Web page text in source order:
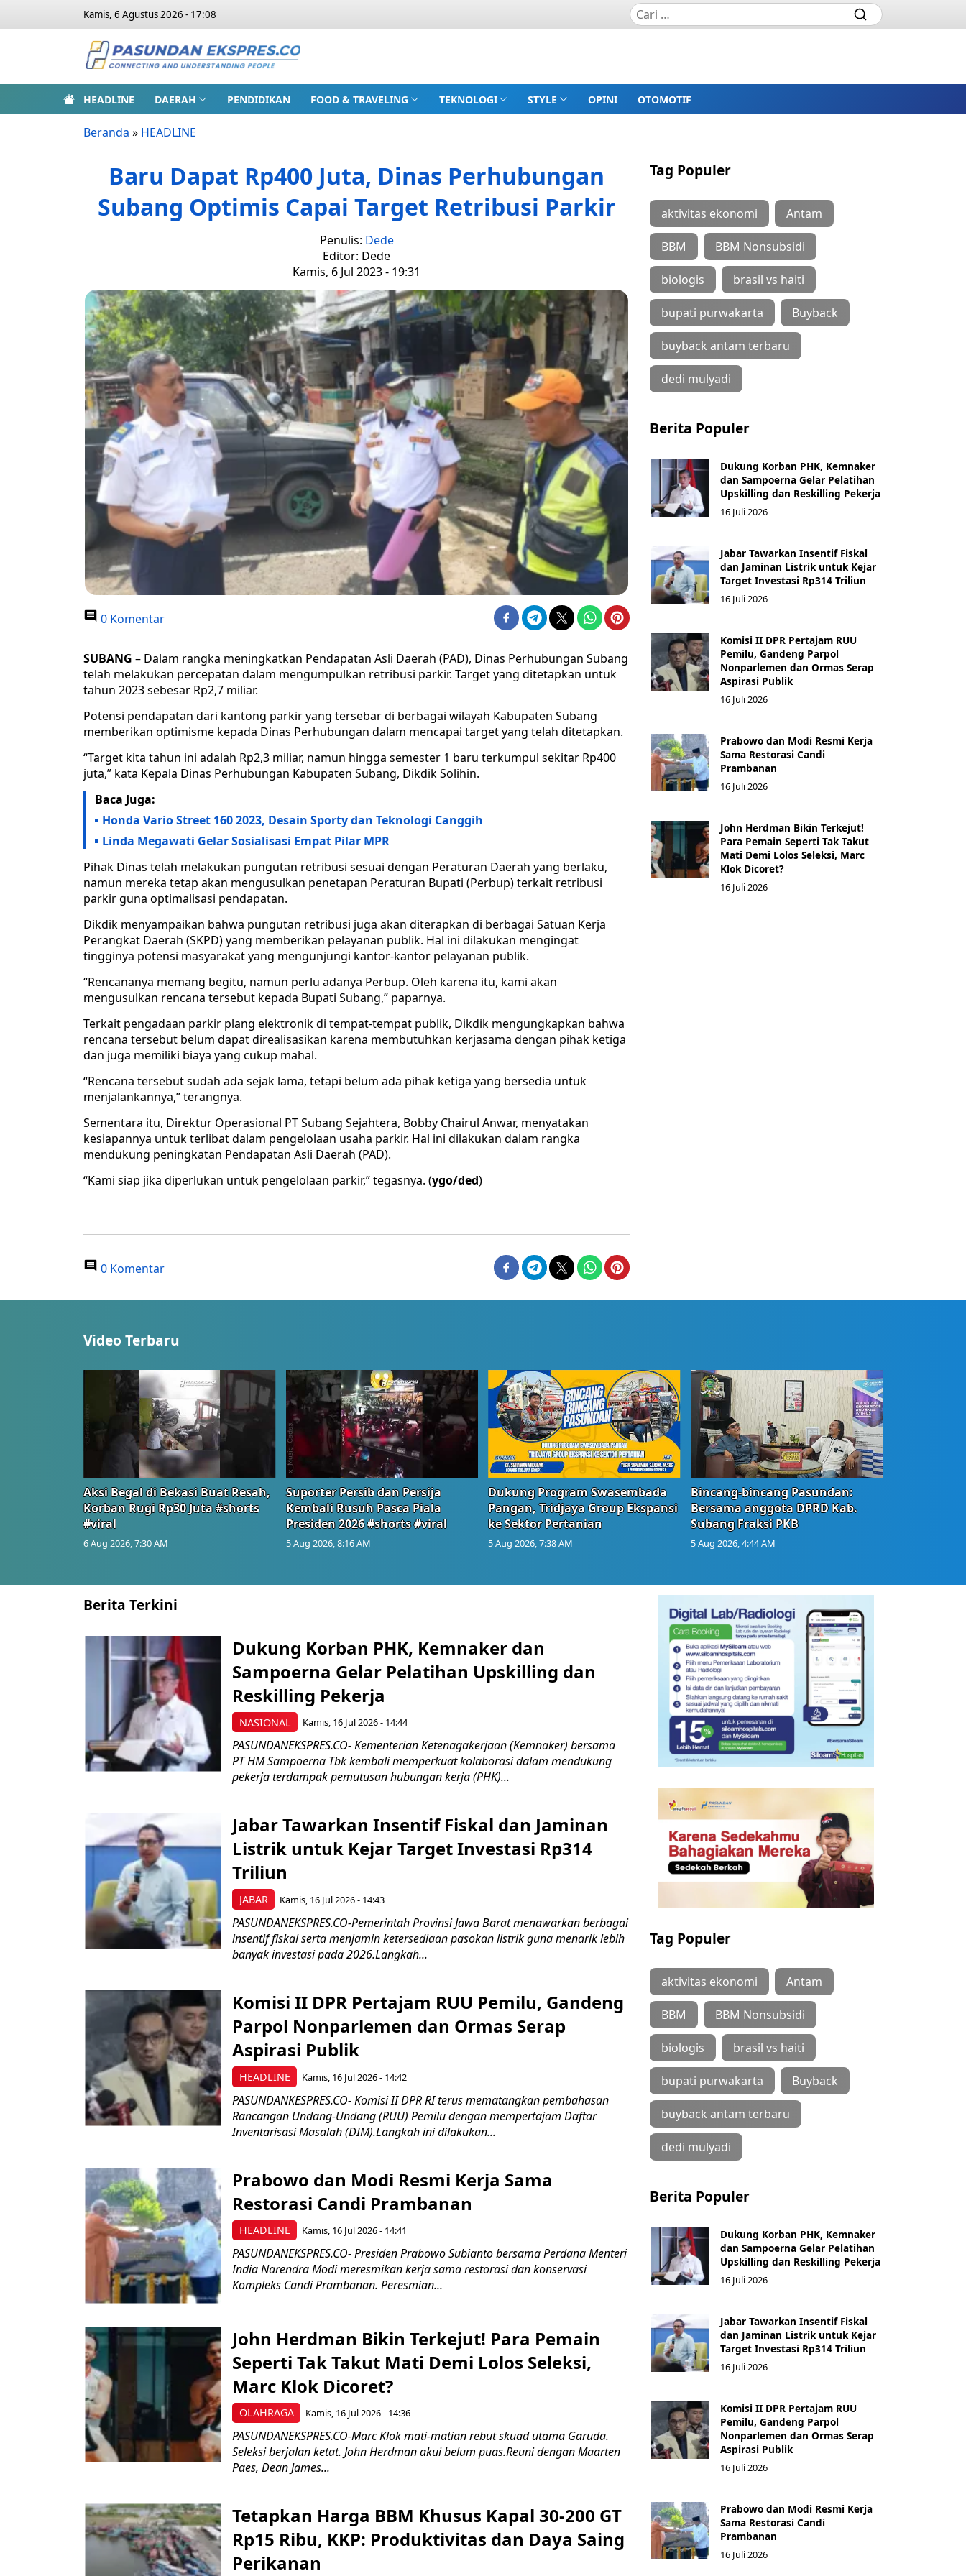
Kamis, 6 Agustus 2026 - 17:08
HEADLINE DAERAH PENDIDIKAN FOOD & TRAVELING TEKNOLOGI STYLE OPINI OTOMOTIF
Beranda » HEADLINE
Baru Dapat Rp400 Juta, Dinas Perhubungan
Subang Optimis Capai Target Retribusi Parkir
Penulis: Dede
Editor: Dede
Kamis, 6 Jul 2023 - 19:31
0 Komentar
SUBANG – Dalam rangka meningkatkan Pendapatan Asli Daerah (PAD), Dinas Perhubungan Subang
telah melakukan percepatan dalam mengumpulkan retribusi parkir. Target yang ditetapkan untuk
tahun 2023 sebesar Rp2,7 miliar.
Potensi pendapatan dari kantong parkir yang tersebar di berbagai wilayah Kabupaten Subang
memberikan optimisme kepada Dinas Perhubungan dalam mencapai target yang telah ditetapkan.
“Target kita tahun ini adalah Rp2,3 miliar, namun hingga semester 1 baru terkumpul sekitar Rp400
juta,” kata Kepala Dinas Perhubungan Kabupaten Subang, Dikdik Solihin.
Baca Juga:
Honda Vario Street 160 2023, Desain Sporty dan Teknologi Canggih
Linda Megawati Gelar Sosialisasi Empat Pilar MPR
Pihak Dinas telah melakukan pungutan retribusi sesuai dengan Peraturan Daerah yang berlaku,
namun mereka tetap akan mengusulkan penetapan Peraturan Bupati (Perbup) terkait retribusi
parkir guna optimalisasi pendapatan.
Dikdik menyampaikan bahwa pungutan retribusi juga akan diterapkan di berbagai Satuan Kerja
Perangkat Daerah (SKPD) yang memberikan pelayanan publik. Hal ini dilakukan mengingat
tingginya potensi masyarakat yang mengunjungi kantor-kantor pelayanan publik.
“Rencananya memang begitu, namun perlu adanya Perbup. Oleh karena itu, kami akan
mengusulkan rencana tersebut kepada Bupati Subang,” paparnya.
Terkait pengadaan parkir plang elektronik di tempat-tempat publik, Dikdik mengungkapkan bahwa
rencana tersebut belum dapat direalisasikan karena membutuhkan kerjasama dengan pihak ketiga
dan juga memiliki biaya yang cukup mahal.
“Rencana tersebut sudah ada sejak lama, tetapi belum ada pihak ketiga yang bersedia untuk
menjalankannya,” terangnya.
Sementara itu, Direktur Operasional PT Subang Sejahtera, Bobby Chairul Anwar, menyatakan
kesiapannya untuk terlibat dalam pengelolaan usaha parkir. Hal ini dilakukan dalam rangka
mendukung peningkatan Pendapatan Asli Daerah (PAD).
“Kami siap jika diperlukan untuk pengelolaan parkir,” tegasnya. (ygo/ded)
0 Komentar
Tag Populer
aktivitas ekonomi Antam
BBM BBM Nonsubsidi
biologis brasil vs haiti
bupati purwakarta Buyback
buyback antam terbaru
dedi mulyadi
Berita Populer
Dukung Korban PHK, Kemnaker
dan Sampoerna Gelar Pelatihan
Upskilling dan Reskilling Pekerja
16 Juli 2026
Jabar Tawarkan Insentif Fiskal
dan Jaminan Listrik untuk Kejar
Target Investasi Rp314 Triliun
16 Juli 2026
Komisi II DPR Pertajam RUU
Pemilu, Gandeng Parpol
Nonparlemen dan Ormas Serap
Aspirasi Publik
16 Juli 2026
Prabowo dan Modi Resmi Kerja
Sama Restorasi Candi
Prambanan
16 Juli 2026
John Herdman Bikin Terkejut!
Para Pemain Seperti Tak Takut
Mati Demi Lolos Seleksi, Marc
Klok Dicoret?
16 Juli 2026
Video Terbaru
Aksi Begal di Bekasi Buat Resah,
Korban Rugi Rp30 Juta #shorts
#viral
6 Aug 2026, 7:30 AM
Suporter Persib dan Persija
Kembali Rusuh Pasca Piala
Presiden 2026 #shorts #viral
5 Aug 2026, 8:16 AM
Dukung Program Swasembada
Pangan, Tridjaya Group Ekspansi
ke Sektor Pertanian
5 Aug 2026, 7:38 AM
Bincang-bincang Pasundan:
Bersama anggota DPRD Kab.
Subang Fraksi PKB
5 Aug 2026, 4:44 AM
Berita Terkini
NASIONAL
Dukung Korban PHK, Kemnaker dan
Sampoerna Gelar Pelatihan Upskilling dan
Reskilling Pekerja
Kamis, 16 Jul 2026 - 14:44
PASUNDANEKSPRES.CO- Kementerian Ketenagakerjaan (Kemnaker) bersama
PT HM Sampoerna Tbk kembali memperkuat kolaborasi dalam mendukung
pekerja terdampak pemutusan hubungan kerja (PHK)...
JABAR
Jabar Tawarkan Insentif Fiskal dan Jaminan
Listrik untuk Kejar Target Investasi Rp314
Triliun
Kamis, 16 Jul 2026 - 14:43
PASUNDANEKSPRES.CO-Pemerintah Provinsi Jawa Barat menawarkan berbagai
insentif fiskal serta menjamin ketersediaan pasokan listrik guna menarik lebih
banyak investasi pada 2026.Langkah...
HEADLINE
Komisi II DPR Pertajam RUU Pemilu, Gandeng
Parpol Nonparlemen dan Ormas Serap
Aspirasi Publik
Kamis, 16 Jul 2026 - 14:42
PASUNDANKESPRES.CO- Komisi II DPR RI terus mematangkan pembahasan
Rancangan Undang-Undang (RUU) Pemilu dengan mempertajam Daftar
Inventarisasi Masalah (DIM).Langkah ini dilakukan...
HEADLINE
Prabowo dan Modi Resmi Kerja Sama
Restorasi Candi Prambanan
Kamis, 16 Jul 2026 - 14:41
PASUNDANEKSPRES.CO- Presiden Prabowo Subianto bersama Perdana Menteri
India Narendra Modi meresmikan kerja sama restorasi dan konservasi
Kompleks Candi Prambanan. Peresmian...
OLAHRAGA
John Herdman Bikin Terkejut! Para Pemain
Seperti Tak Takut Mati Demi Lolos Seleksi,
Marc Klok Dicoret?
Kamis, 16 Jul 2026 - 14:36
PASUNDANEKSPRES.CO-Marc Klok mati-matian rebut skuad utama Garuda.
Seleksi berjalan ketat. John Herdman akui belum puas.Reuni dengan Maarten
Paes, Dean James...
Tetapkan Harga BBM Khusus Kapal 30-200 GT
Rp15 Ribu, KKP: Produktivitas dan Daya Saing
Perikanan
Tag Populer
aktivitas ekonomi Antam
BBM BBM Nonsubsidi
biologis brasil vs haiti
bupati purwakarta Buyback
buyback antam terbaru
dedi mulyadi
Berita Populer
Dukung Korban PHK, Kemnaker
dan Sampoerna Gelar Pelatihan
Upskilling dan Reskilling Pekerja
16 Juli 2026
Jabar Tawarkan Insentif Fiskal
dan Jaminan Listrik untuk Kejar
Target Investasi Rp314 Triliun
16 Juli 2026
Komisi II DPR Pertajam RUU
Pemilu, Gandeng Parpol
Nonparlemen dan Ormas Serap
Aspirasi Publik
16 Juli 2026
Prabowo dan Modi Resmi Kerja
Sama Restorasi Candi
Prambanan
16 Juli 2026